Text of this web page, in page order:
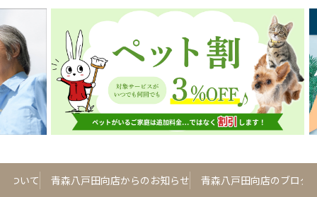
ついて 青森八戸田向店からのお知らせ 青森八戸田向店のブログ